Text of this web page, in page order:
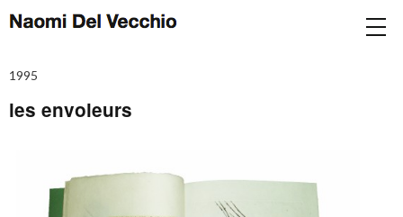
1995
les envoleurs